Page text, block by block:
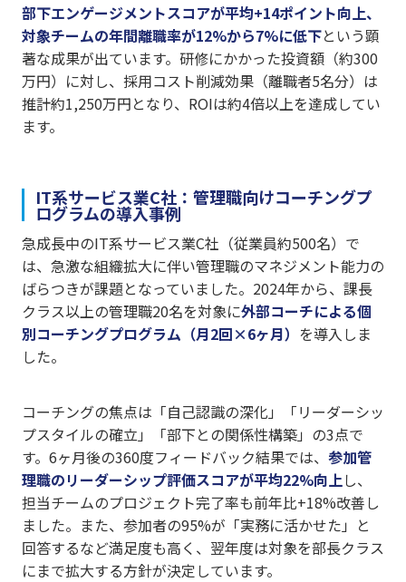
部下エンゲージメントスコアが平均+14ポイント向上、
対象チームの年間離職率が12%から7%に低下という顕
著な成果が出ています。研修にかかった投資額（約300
万円）に対し、採用コスト削減効果（離職者5名分）は
推計約1,250万円となり、ROIは約4倍以上を達成してい
ます。
IT系サービス業C社：管理職向けコーチングプ
ログラムの導入事例
急成長中のIT系サービス業C社（従業員約500名）で
は、急激な組織拡大に伴い管理職のマネジメント能力の
ばらつきが課題となっていました。2024年から、課長
クラス以上の管理職20名を対象に外部コーチによる個
別コーチングプログラム（月2回×6ヶ月） を導入しま
した。
コーチングの焦点は「自己認識の深化」「リーダーシッ
プスタイルの確立」「部下との関係性構築」の3点で
す。6ヶ月後の360度フィードバック結果では、 参加管
理職のリーダーシップ評価スコアが平均22%向上し、
担当チームのプロジェクト完了率も前年比+18%改善し
ました。また、参加者の95%が「実務に活かせた」と
回答するなど満足度も高く、翌年度は対象を部長クラス
にまで拡大する方針が決定しています。